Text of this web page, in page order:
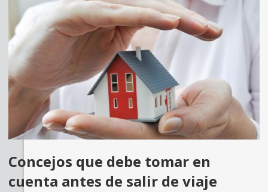
Concejos que debe tomar en
cuenta antes de salir de viaje